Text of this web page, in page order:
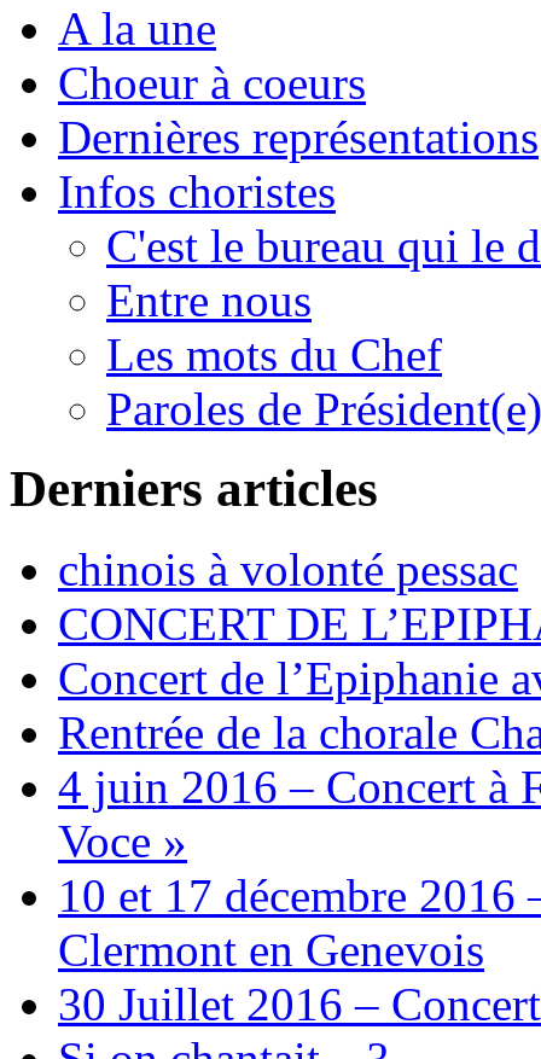
A la une
Choeur à coeurs
Dernières représentations
Infos choristes
C'est le bureau qui le
Entre nous
Les mots du Chef
Paroles de Président(e)
Derniers articles
chinois à volonté pessac
CONCERT DE
Concert de l’Epiphanie
Rentrée de la chorale
4 juin 2016 – Concert à
Voce »
10 et 17 décembre
Clermont en Genevois
30 Juillet 2016 –